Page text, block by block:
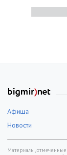
Афиша
Новости
Материалы, отмеченные